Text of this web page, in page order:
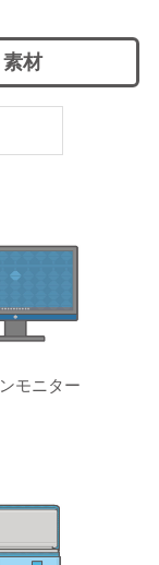
材
モニター